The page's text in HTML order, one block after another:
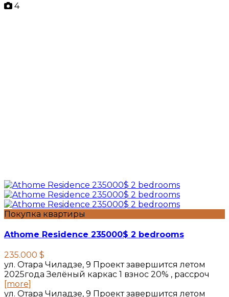
4
Покупка квартиры
Athome Residence 235000$ 2 bedrooms
235.000 $
ул. Отара Чиладзе, 9 Проект завершится летом
2025года Зелёный каркас 1 взнос 20% , рассроч
[more]
ул. Отара Чиладзе, 9 Проект завершится летом